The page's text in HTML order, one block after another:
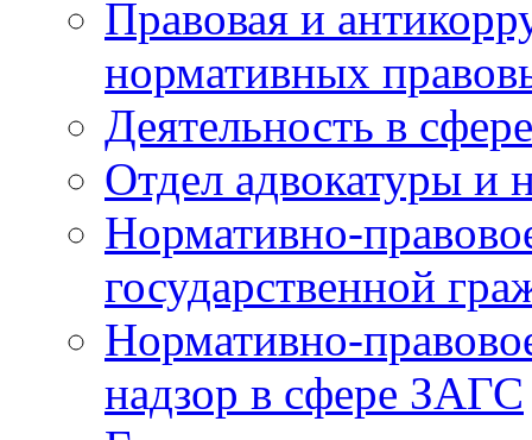
Правовая и
нормативных
Деятельность в
Отдел адвокатуры и
Нормативно-
государственной
Нормативно-
надзор в сфере ЗАГС